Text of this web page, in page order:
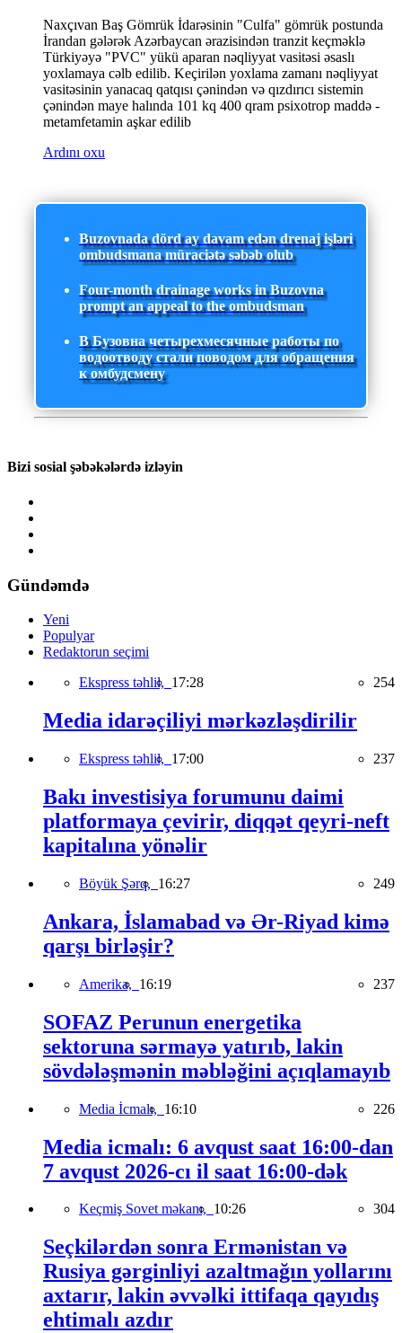
Naxçıvan Baş Gömrük İdarəsinin "Culfa" gömrük postunda
İrandan gələrək Azərbaycan ərazisindən tranzit keçməklə
Türkiyəyə "PVC" yükü aparan nəqliyyat vasitəsi əsaslı
yoxlamaya cəlb edilib. Keçirilən yoxlama zamanı nəqliyyat
vasitəsinin yanacaq qatqısı çənindən və qızdırıcı sistemin
çənindən maye halında 101 kq 400 qram psixotrop maddə -
metamfetamin aşkar edilib
Ardını oxu
Buzovnada dörd ay davam edən drenaj işləri
ombudsmana müraciətə səbəb olub
Four-month drainage works in Buzovna
prompt an appeal to the ombudsman
В Бузовна четырехмесячные работы по
водоотводу стали поводом для обращения
к омбудсмену
Bizi sosial şəbəkələrdə izləyin
Gündəmdə
Yeni
Populyar
Redaktorun seçimi
Ekspress təhlil, 17:28 254
Media idarəçiliyi mərkəzləşdirilir
Ekspress təhlil, 17:00 237
Bakı investisiya forumunu daimi
platformaya çevirir, diqqət qeyri-neft
kapitalına yönəlir
Böyük Şərq, 16:27 249
Ankara, İslamabad və Ər-Riyad kimə
qarşı birləşir?
Amerika, 16:19 237
SOFAZ Perunun energetika
sektoruna sərmayə yatırıb, lakin
sövdələşmənin məbləğini açıqlamayıb
Media İcmalı, 16:10 226
Media icmalı: 6 avqust saat 16:00-dan
7 avqust 2026-cı il saat 16:00-dək
Keçmiş Sovet məkanı, 10:26 304
Seçkilərdən sonra Ermənistan və
Rusiya gərginliyi azaltmağın yollarını
axtarır, lakin əvvəlki ittifaqa qayıdış
ehtimalı azdır